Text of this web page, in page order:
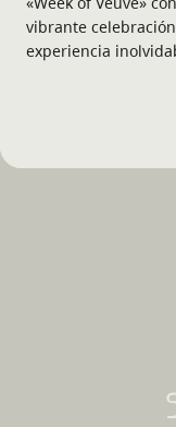
vibrante
experiencia